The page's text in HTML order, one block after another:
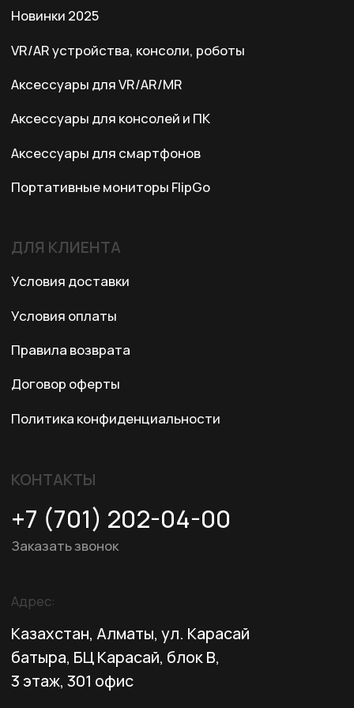
Казахстан, Алматы, ул. Карасай
3 этаж, 301 офис
Адрес: